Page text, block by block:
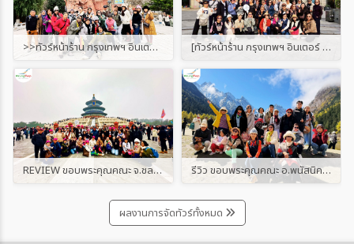
>>ทัวร์หน้าร้าน กรุงเทพฯ อินเตอร์ แทรเวล<< R E V I E W ท่องเที่ยวโปรแกรม เฉิงตู สี่ดรุณี จิ่วจ้ายโกว ปี้เผิงโกว วันที่ 2-7 พฤศจิกายน 2568 จำนวน 20 ท่าน สายการบิน VIETJET AIR [VZ] [ทัวร์หน้าร้าน กรุงเทพฯ อินเตอร์ แทรเวล] R-E-V-I-E-W ทริปโปรแกรม หางโจว อู่หนี่โจว หุบเขาเทวดาวังเซียนกู่ วันที่ 1-5 พฤศจิกายน 2568 จำนวน 36 ท่าน สายการบิน LION AIR [SL]
REVIEW ขอบพระคุณคณะ จ.ชลบุรี รุ่นที่ 2 เลือกใช้บริการท่องเที่ยวกรุ๊ปเหมา ปักกิ่ง กำแพงเมืองจีน (ด่านซือหม่าไถ) วันที่ 26-30 ตุลาคม 2568 จำนวน 44 ท่าน สายการบิน VIETJET AIR [VZ] รีวิว ขอบพระคุณคณะ อ.พนัสนิคม จ.ชลบุรี ใช้บริการท่องเที่ยวกรุ๊ปเหมา เฉิงตู สี่ดรุณี จิ่วจ้ายโกว ปี้เผิงโกว วันที่ 20-25 ตุลาคม 2568 จำนวน 20 ท่าน สายการบิน VIETJET AIR [VZ]
ผลงานการจัดทัวร์ทั้งหมด